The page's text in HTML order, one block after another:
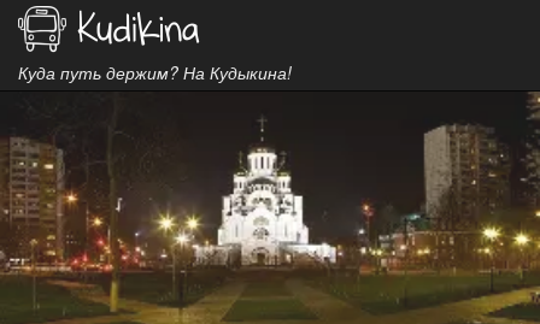
Куда путь держим? На Кудыкина!